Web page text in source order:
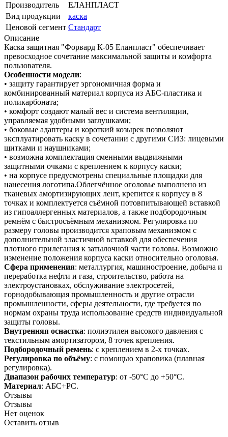
Производитель
ЕЛАНПЛАСТ
Вид продукции
каска
Ценовой сегмент Стандарт
Описание
Каска защитная "Форвард К-05 Еланпласт" обеспечивает
превосходное сочетание максимальной защиты и комфорта
пользователя.
Особенности модели:
• защиту гарантирует эргономичная форма и
комбинированный материал корпуса из АБС-пластика и
поликарбоната;
• комфорт создают малый вес и система вентиляции,
управляемая удобными заглушками;
• боковые адаптеры и короткий козырек позволяют
эксплуатировать каску в сочетании с другими СИЗ: лицевыми
щитками и наушниками;
• возможна комплектация сменными выдвижными
защитными очками с креплением к корпусу каски;
• на корпусе предусмотрены специальные площадки для
нанесения логотипа.Облегчённое оголовье выполнено из
тканевых амортизирующих лент, крепится к корпусу в 8
точках и комплектуется съёмной потовпитывающей вставкой
из гипоаллергенных материалов, а также подбородочным
ремнём с быстросъёмным механизмом. Регулировка по
размеру головы производится храповым механизмом с
дополнительной эластичной вставкой для обеспечения
плотного прилегания к затылочной части головы. Возможно
изменение положения корпуса каски относительно оголовья.
Сфера применения: металлургия, машиностроение, добыча и
переработка нефти и газа, строительство, работа на
электроустановках, обслуживание электросетей,
горнодобывающая промышленность и другие отрасли
промышленности, сферы деятельности, где требуется по
нормам охраны труда использование средств индивидуальной
защиты головы.
Внутренняя оснастка: полиэтилен высокого давления с
текстильным амортизатором, 8 точек крепления.
Подбородочный ремень: с креплением в 2-х точках.
Регулировка по объёму: с помощью храповика (плавная
регулировка).
Диапазон рабочих температур: от -50°С до +50°С.
Материал: АБС+РС.
Отзывы
Отзывы
Нет оценок
Оставить отзыв